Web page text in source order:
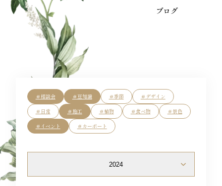
＃相談会 ＃豆知識 ＃季節 ＃デザイン
＃日常 ＃施工 ＃植物 ＃食べ物 ＃景色
＃イベント ＃カーポート
2024
Flow
Blog